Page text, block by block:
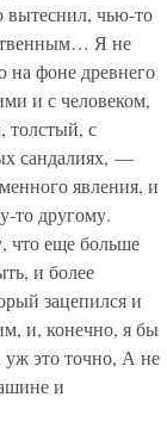
вытеснил, чью-то
Я не
фоне древнего
и с человеком,
толстый, с
сандалиях, —
явления, и
то другому.
что еще больше
и более
зацепился и
и, конечно, я бы
уж это точно, А не
и